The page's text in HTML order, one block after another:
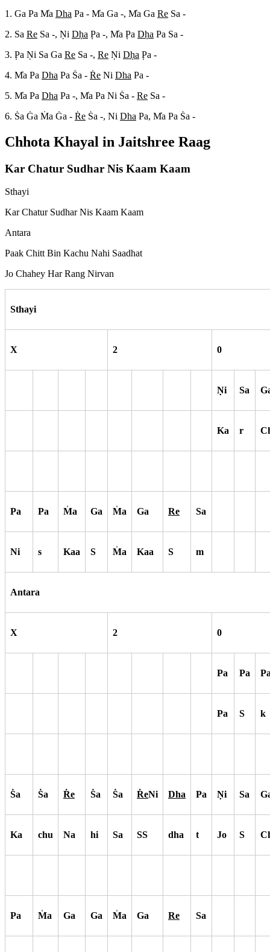
1. Ga Pa Ma Dha Pa - Ma Ga -, Ma Ga Re Sa -
2. Sa Re Sa -, Ni Dha Pa -, Ma Pa Dha Pa Sa -
3. Pa Ni Sa Ga Re Sa -, Re Ni Dha Pa -
4. Ma Pa Dha Pa Sa - Re Ni Dha Pa -
5. Ma Pa Dha Pa -, Ma Pa Ni Sa - Re Sa -
6. Sa Ga Ma Ga - Re Sa -, Ni Dha Pa, Ma Pa Sa -
Chhota Khayal in Jaitshree Raag
Kar Chatur Sudhar Nis Kaam Kaam
Sthayi
Kar Chatur Sudhar Nis Kaam Kaam
Antara
Paak Chitt Bin Kachu Nahi Saadhat
Jo Chahey Har Rang Nirvan
Sthayi
X 2 0
Ni Sa
Ka r
Pa Pa Ma Ga Ma Ga Re Sa
Ni s Kaa S Ma Kaa S m
Antara
X 2 0
Pa Pa
Pa S k
Sa Sa Re Sa Sa ReNi Dha Pa Ni Sa
Ka chu Na hi Sa SS dha t Jo S
Pa Ma Ga Ga Ma Ga Re Sa